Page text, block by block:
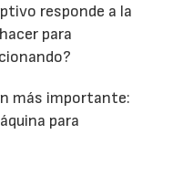
responde a la
para
más importante:
para